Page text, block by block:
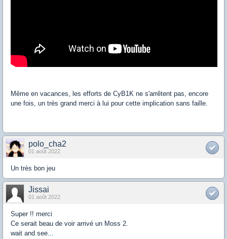
Même en vacances, les efforts de CyB1K ne s'arrêtent pas, encore
une fois, un très grand merci à lui pour cette implication sans faille.
polo_cha2
01 août 2022
Un très bon jeu
Jissai
01 août 2022
Super !! merci
Ce serait beau de voir arrivé un Moss 2.
wait and see...